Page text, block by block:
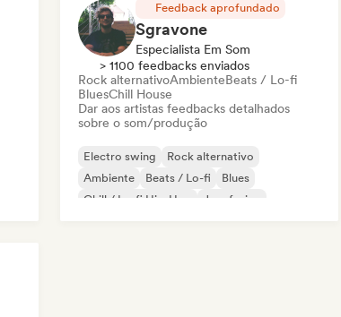
Feedback aprofundado
Sgravone
Especialista Em Som
> 1100 feedbacks enviados
Rock alternativoAmbienteBeats / Lo-fi
BluesChill House
Dar aos artistas feedbacks detalhados
sobre o som/produção
Electro swing
Rock alternativo
Ambiente
Beats / Lo-fi
Blues
Chill / Lo-fi Hip-Hop
Jazz fusion